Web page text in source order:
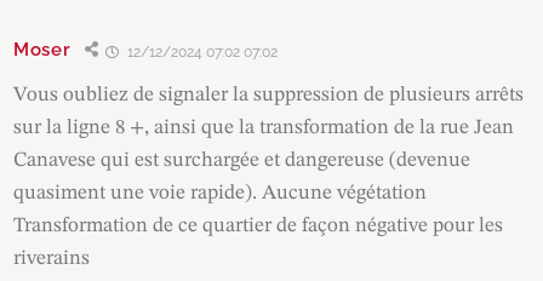
Moser 12/12/2024 07:02 07:02
Vous oubliez de signaler la suppression de plusieurs arrêts
sur la ligne 8 +, ainsi que la transformation de la rue Jean
Canavese qui est surchargée et dangereuse (devenue
quasiment une voie rapide). Aucune végétation
Transformation de ce quartier de façon négative pour les
riverains